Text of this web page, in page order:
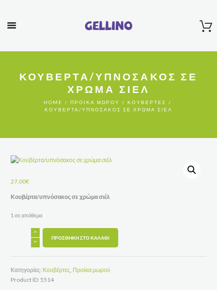
Gellino
ΚΟΥΒΈΡΤΑ/ΥΠΝΌΣΑΚΟΣ ΣΕ
ΧΡΏΜΑ ΣΙΈΛ
HOME ΠΡΟΊΚΑ ΜΩΡΟΎ
ΚΟΥΒΈΡΤΕΣ
ΚΟΥΒΈΡΤΑ/ΥΠΝΌΣΑΚΟΣ ΣΕ ΧΡΏΜΑ ΣΙΈΛ
27,00€
Κουβέρτα/υπνόσακος σε χρώμα σιέλ
1 σε απόθεμα
Κουβέρτα/
υπνόσακος
ποσότητα
ΠΡΟΣΘΉΚΗ ΣΤΟ ΚΑΛΆΘΙ
Κατηγορίες: Κουβέρτες, Προίκα μωρού
Product ID: 5514